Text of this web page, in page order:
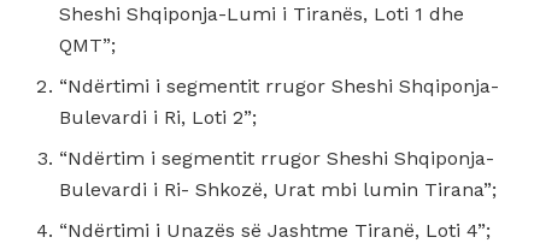
Sheshi Shqiponja-Lumi i Tiranës, Loti 1 dhe
QMT”;
“Ndërtimi i segmentit rrugor Sheshi Shqiponja-
Bulevardi i Ri, Loti 2”;
“Ndërtim i segmentit rrugor Sheshi Shqiponja-
Bulevardi i Ri- Shkozë, Urat mbi lumin Tirana”;
“Ndërtimi i Unazës së Jashtme Tiranë, Loti 4”;